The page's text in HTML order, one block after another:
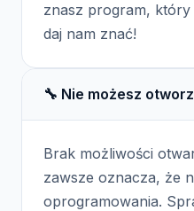
znasz program,
daj nam znać!
🔧 Nie możesz
Brak możliwości
zawsze oznacza, że
oprogramowania.